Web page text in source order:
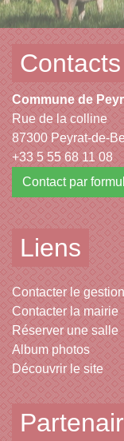
Contacts
Commune de
Rue de la colline
87300 Peyrat-de-
+33 5 55 68 11 08
Contact par
Liens
Contacter le
Contacter la mairie
Réserver une salle
Album photos
Découvrir le site